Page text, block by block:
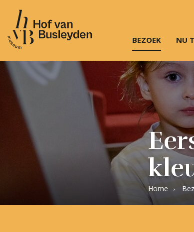
BEZOEK NU
Hof
van
Busleyden
Museum
Mechelen
Home